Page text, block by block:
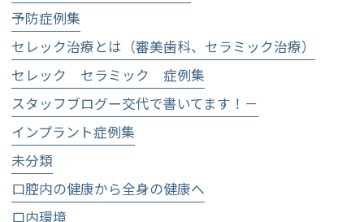
予防症例集
セレック治療とは（審美歯科、セラミック治療）
セレック セラミック 症例集
スタッフブログー交代で書いてます！－
インプラント症例集
未分類
口腔内の健康から全身の健康へ
口内環境